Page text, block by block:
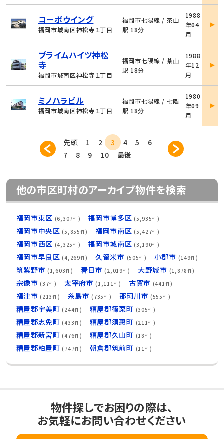
コーポウイング
福岡市城南区神松寺１丁目
福岡市七隈線 / 茶山
駅 18分
1988
年04
月
詳
プライムハイツ神松
寺
福岡市城南区神松寺１丁目
福岡市七隈線 / 茶山
駅 18分
1988
年12
月
詳
ミノハラビル
福岡市城南区神松寺１丁目
福岡市七隈線 / 七隈
駅 18分
1980
年09
月
詳
先頭 1 2 3 4 5
6
7
8 9 10 最後
他の市区町村のアーカイブ物件を検索
福岡市東区 (6,307件) 福岡市博多区 (5,935件)
福岡市中央区 (5,855件) 福岡市南区 (5,427件)
福岡市西区 (4,325件) 福岡市城南区 (3,190件)
福岡市早良区 (4,269件) 久留米市 (505件) 小郡市 (149件)
筑紫野市 (1,603件) 春日市 (2,019件) 大野城市 (1,878件)
宗像市 (37件) 太宰府市 (1,111件) 古賀市 (441件)
福津市 (213件) 糸島市 (735件) 那珂川市 (555件)
糟屋郡宇美町 (244件) 糟屋郡篠栗町 (305件)
糟屋郡志免町 (433件) 糟屋郡須惠町 (211件)
糟屋郡新宮町 (476件) 糟屋郡久山町 (18件)
糟屋郡粕屋町 (747件) 朝倉郡筑前町 (11件)
物件探しでお困りの際は、
お気軽にお問い合わせください